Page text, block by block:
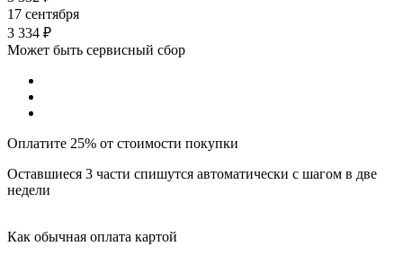
17 сентября
3 334 ₽
Может быть сервисный сбор
Оплатите 25% от стоимости покупки
Оставшиеся 3 части спишутся автоматически с шагом в две
недели
Как обычная оплата картой